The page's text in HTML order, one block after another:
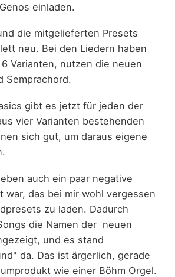
einladen.
die mitgelieferten Presets
neu. Bei den Liedern haben
Varianten, nutzen die neuen
Semprachord.
gibt es jetzt für jeden der
vier Varianten bestehenden
sich gut, um daraus eigene
auch ein paar negative
war, das bei mir wohl vergessen
zu laden. Dadurch
die Namen der neuen
und es stand
da. Das ist ärgerlich, gerade
wie einer Böhm Orgel.